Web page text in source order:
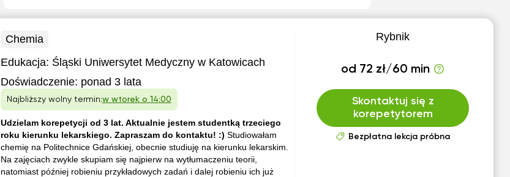
Chemia
Edukacja: Śląski Uniwersytet Medyczny w Katowicach
Doświadczenie: ponad 3 lata
Najbliższy wolny termin:w wtorek o 14:00
Udzielam korepetycji od 3 lat. Aktualnie jestem studentką trzeciego
roku kierunku lekarskiego. Zapraszam do kontaktu! :) Studiowałam
chemię na Politechnice Gdańskiej, obecnie studiuję na kierunku lekarskim.
Na zajęciach zwykle skupiam się najpierw na wytłumaczeniu teorii,
natomiast później robieniu przykładowych zadań i dalej robieniu ich już
Rybnik
od 72 zł/60 min
Skontaktuj się z
korepetytorem
Bezpłatna lekcja próbna